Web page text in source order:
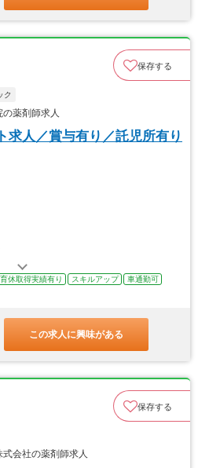
保存する
ク
薬剤師求人
求人／賞与有り／託児所有り
休取得実績有り スキルアップ
車通勤可
この求人に興味がある
保存する
会社の薬剤師求人